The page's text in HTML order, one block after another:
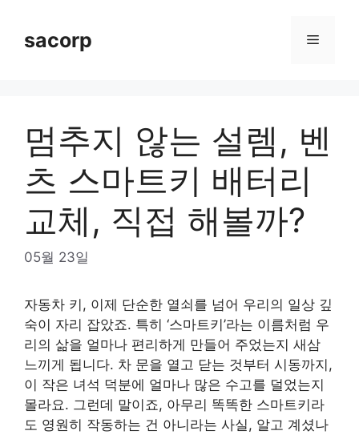
contentsacorp Menu
멈추지 않는 설렘, 벤
츠 스마트키 배터리
교체, 직접 해볼까?
05월 23일
자동차 키, 이제 단순한 열쇠를 넘어 우리의 일상 깊
숙이 자리 잡았죠. 특히 ‘스마트키’라는 이름처럼 우
리의 삶을 얼마나 편리하게 만들어 주었는지 새삼
느끼게 됩니다. 차 문을 열고 닫는 것부터 시동까지,
이 작은 녀석 덕분에 얼마나 많은 수고를 덜었는지
몰라요. 그런데 말이죠, 아무리 똑똑한 스마트키라
도 영원히 작동하는 건 아니라는 사실, 알고 계셨나